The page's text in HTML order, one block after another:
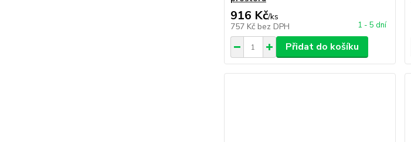
916 Kč/ks
757 Kč bez DPH 1 - 5 dní
Přidat do košíku